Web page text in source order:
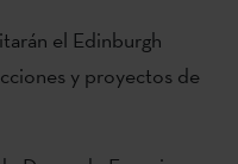
el Edinburgh
y proyectos de